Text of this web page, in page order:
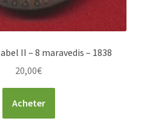
II – 8 maravedis – 1838
20,00€
Acheter